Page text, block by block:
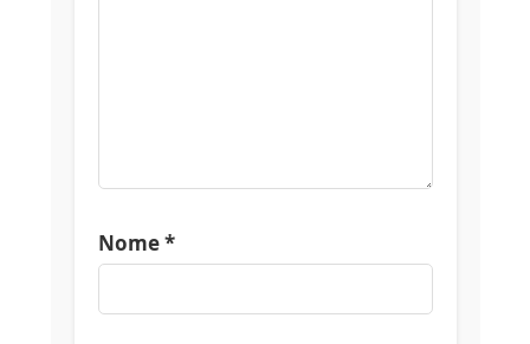
Nome*